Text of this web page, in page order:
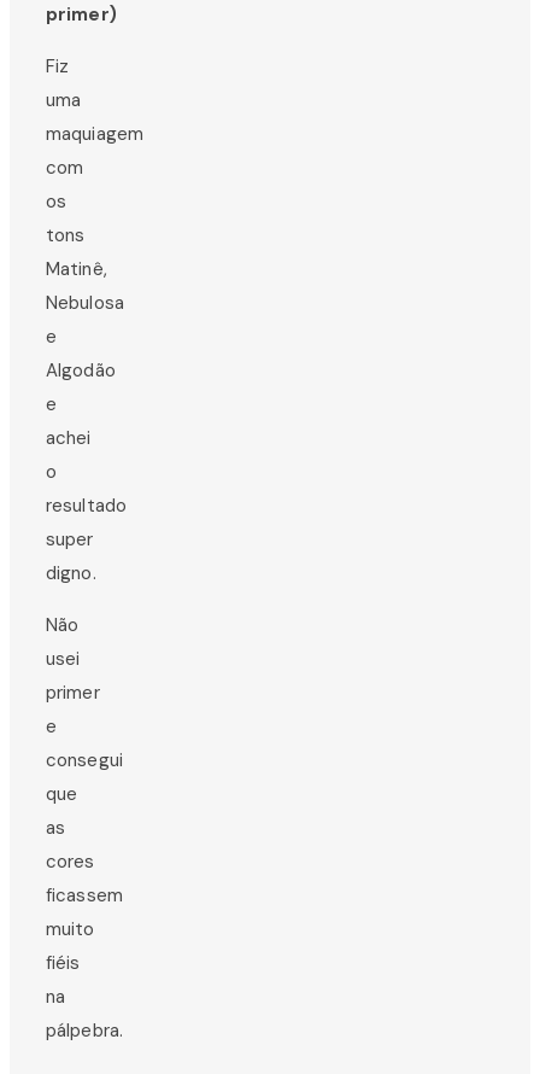
primer)
Fiz
uma
maquiagem
com
os
tons
Matinê,
Nebulosa
e
Algodão
e
achei
o
resultado
super
digno.
Não
usei
primer
e
consegui
que
as
cores
ficassem
muito
fiéis
na
pálpebra.